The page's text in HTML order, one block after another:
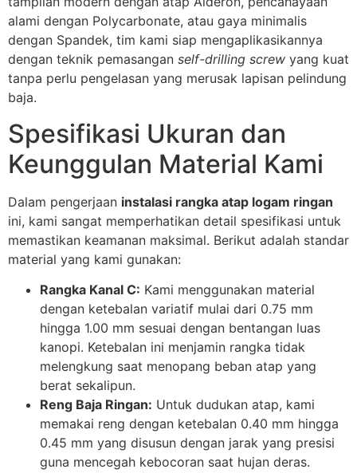
alami dengan Polycarbonate, atau gaya minimalis
dengan Spandek, tim kami siap mengaplikasikannya
dengan teknik pemasangan self-drilling screw yang kuat
tanpa perlu pengelasan yang merusak lapisan pelindung
baja.
Spesifikasi Ukuran dan
Keunggulan Material Kami
Dalam pengerjaan instalasi rangka atap logam ringan
ini, kami sangat memperhatikan detail spesifikasi untuk
memastikan keamanan maksimal. Berikut adalah standar
material yang kami gunakan:
Rangka Kanal C: Kami menggunakan material
dengan ketebalan variatif mulai dari 0.75 mm
hingga 1.00 mm sesuai dengan bentangan luas
kanopi. Ketebalan ini menjamin rangka tidak
melengkung saat menopang beban atap yang
berat sekalipun.
Reng Baja Ringan: Untuk dudukan atap, kami
memakai reng dengan ketebalan 0.40 mm hingga
0.45 mm yang disusun dengan jarak yang presisi
guna mencegah kebocoran saat hujan deras.